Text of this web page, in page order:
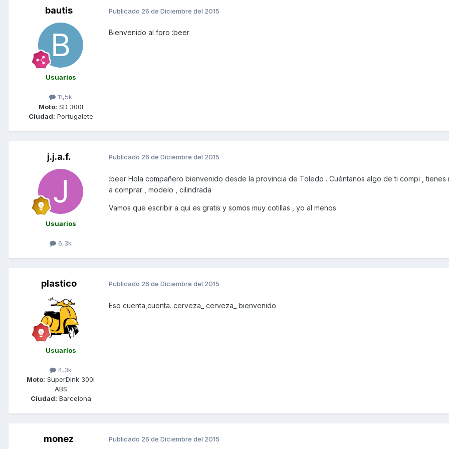
bautis
Usuarios
11,5k
Moto: SD 300I
Ciudad: Portugalete
Publicado 26 de Diciembre del 2015
Bienvenido al foro :beer
j.j.a.f.
Usuarios
6,3k
Publicado 26 de Diciembre del 2015
:beer Hola compañero bienvenido desde la provincia de Toledo . Cuéntanos algo de ti compi , tienes
a comprar , modelo , cilindrada
Vamos que escribir a qui es gratis y somos muy cotillas , yo al menos .
plastico
Usuarios
4,3k
Moto: SuperDink 300i
ABS
Ciudad: Barcelona
Publicado 26 de Diciembre del 2015
Eso cuenta,cuenta. cerveza_ cerveza_ bienvenido
monez Publicado 26 de Diciembre del 2015